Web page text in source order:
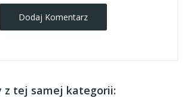
Dodaj Komentarz
z tej samej kategorii: